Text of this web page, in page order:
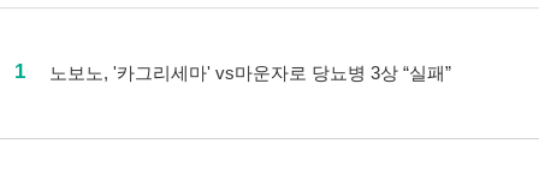
1 노보노, '카그리세마' vs마운자로 당뇨병 3상 “실패”